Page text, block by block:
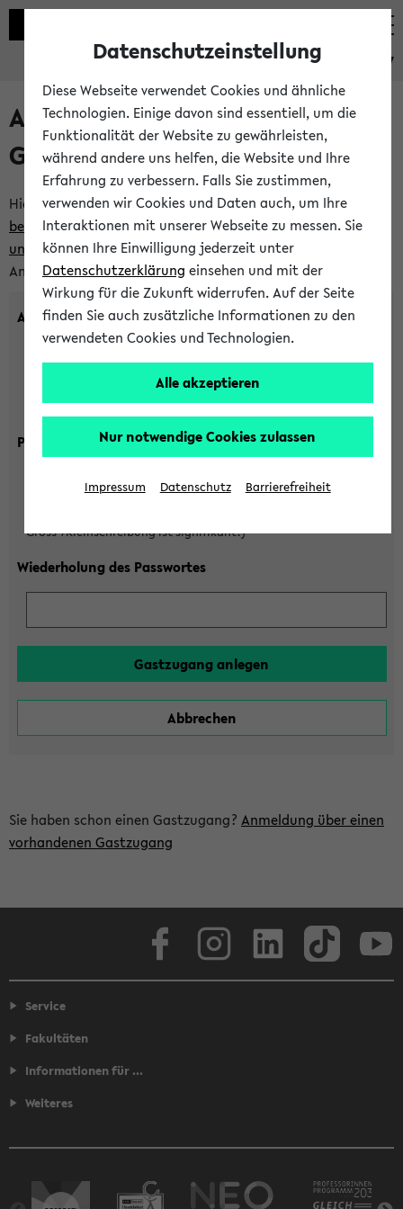
eKVV
Anlegen eines neuen
Gastzugangs
Hier können Sie einen neuen Gastzugang anlegen.Bitte
beachten Sie die Einschränkungen, denen Gastzugänge
unterworfen sind. Tragen Sie den gewünschten
Anmeldenamen und Ihr Passwort ein:
Anmeldename
(3 bis 20 Zeichen, nur Buchstaben A-Z und Ziffern 0-9,
Gross-/Kleinschreibung ist signifikant!)
Passwort
Gross-/Kleinschreibung ist signifikant!)
Wiederholung des Passwortes
Sie haben schon einen Gastzugang? Anmeldung über einen
vorhandenen Gastzugang
Service
Fakultäten
Informationen für ...
Weiteres
Datenschutzeinstellung
Diese Webseite verwendet Cookies und ähnliche
Technologien. Einige davon sind essentiell, um die
Funktionalität der Website zu gewährleisten,
während andere uns helfen, die Website und Ihre
Erfahrung zu verbessern. Falls Sie zustimmen,
verwenden wir Cookies und Daten auch, um Ihre
Interaktionen mit unserer Webseite zu messen. Sie
können Ihre Einwilligung jederzeit unter
Datenschutzerklärung einsehen und mit der
Wirkung für die Zukunft widerrufen. Auf der Seite
finden Sie auch zusätzliche Informationen zu den
verwendeten Cookies und Technologien.
Alle akzeptieren
Nur notwendige Cookies zulassen
Impressum Datenschutz Barrierefreiheit